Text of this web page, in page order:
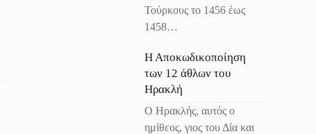
Τούρκους το 1456 έως
1458…
Η Αποκωδικοποίηση
των 12 άθλων του
Ηρακλή
Ο Ηρακλής, αυτός ο
ημίθεος, γιος του Δία και